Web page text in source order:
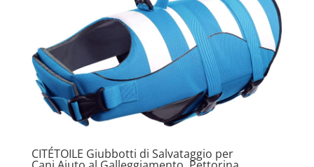
CITÉTOILE Giubbotti di Salvataggio per